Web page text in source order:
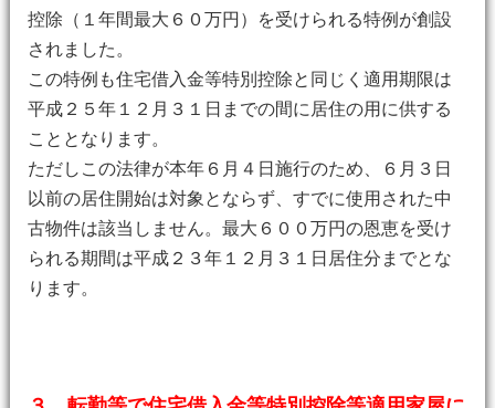
控除（１年間最大６０万円）を受けられる特例が創設
されました。
この特例も住宅借入金等特別控除と同じく適用期限は
平成２５年１２月３１日までの間に居住の用に供する
こととなります。
ただしこの法律が本年６月４日施行のため、６月３日
以前の居住開始は対象とならず、すでに使用された中
古物件は該当しません。最大６００万円の恩恵を受け
られる期間は平成２３年１２月３１日居住分までとな
ります。